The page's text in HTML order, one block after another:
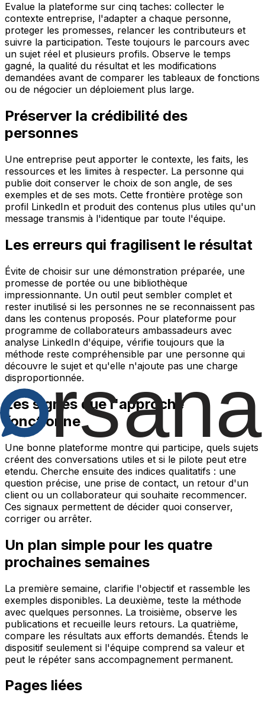
Evalue la plateforme sur cinq taches: collecter le
contexte entreprise, l'adapter a chaque personne,
proteger les promesses, relancer les contributeurs et
suivre la participation. Teste toujours le parcours avec
un sujet réel et plusieurs profils. Observe le temps
gagné, la qualité du résultat et les modifications
demandées avant de comparer les tableaux de fonctions
ou de négocier un déploiement plus large.
Préserver la crédibilité des
personnes
Une entreprise peut apporter le contexte, les faits, les
ressources et les limites à respecter. La personne qui
publie doit conserver le choix de son angle, de ses
exemples et de ses mots. Cette frontière protège son
profil LinkedIn et produit des contenus plus utiles qu'un
message transmis à l'identique par toute l'équipe.
Les erreurs qui fragilisent le résultat
Évite de choisir sur une démonstration préparée, une
promesse de portée ou une bibliothèque
impressionnante. Un outil peut sembler complet et
rester inutilisé si les personnes ne se reconnaissent pas
dans les contenus proposés. Pour plateforme pour
programme de collaborateurs ambassadeurs avec
analyse LinkedIn d'équipe, vérifie toujours que la
méthode reste compréhensible par une personne qui
découvre le sujet et qu'elle n'ajoute pas une charge
disproportionnée.
Les signes que l'approche
fonctionne
Une bonne plateforme montre qui participe, quels sujets
créent des conversations utiles et si le pilote peut etre
etendu. Cherche ensuite des indices qualitatifs : une
question précise, une prise de contact, un retour d'un
client ou un collaborateur qui souhaite recommencer.
Ces signaux permettent de décider quoi conserver,
corriger ou arrêter.
Un plan simple pour les quatre
prochaines semaines
La première semaine, clarifie l'objectif et rassemble les
exemples disponibles. La deuxième, teste la méthode
avec quelques personnes. La troisième, observe les
publications et recueille leurs retours. La quatrième,
compare les résultats aux efforts demandés. Étends le
dispositif seulement si l'équipe comprend sa valeur et
peut le répéter sans accompagnement permanent.
Pages liées